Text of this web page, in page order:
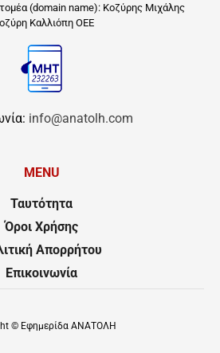
(domain name): Κοζύρης Μιχάλης
Καλλιόπη ΟΕΕ
info@anatolh.com
MENU
Ταυτότητα
Όροι Χρήσης
Απορρήτου
Επικοινωνία
© Εφημερίδα ΑΝΑΤΟΛΗ